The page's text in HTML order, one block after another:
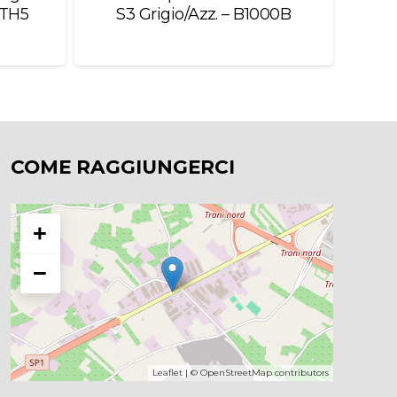
S3 Grigio/Azz. – B1000B
COME RAGGIUNGERCI
+
−
Leaflet| © OpenStreetMapcontributors